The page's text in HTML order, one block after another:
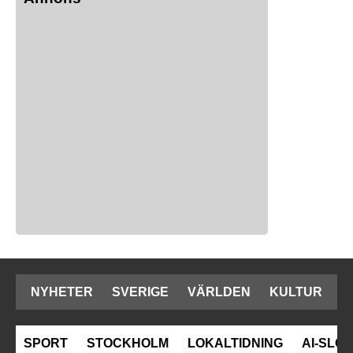
NYHETER SVERIGE VÄRLDEN KULTUR
SPORT STOCKHOLM LOKALTIDNING AI-SLOP